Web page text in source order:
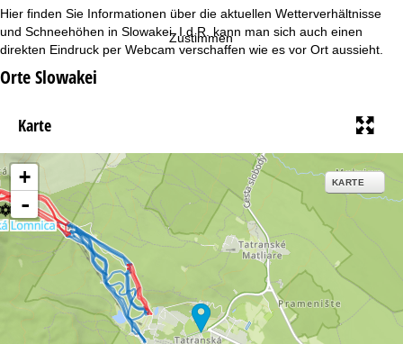
Zustimmen
r
t
e
i
t
Hier finden Sie Informationen über die aktuellen Wetterverhältnisse
und Schneehöhen in Slowakei. I.d.R. kann man sich auch einen
direkten Eindruck per Webcam verschaffen wie es vor Ort aussieht.
Orte Slowakei
Karte
+
-
KARTE